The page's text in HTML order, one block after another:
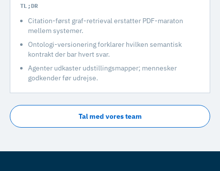
TL;DR
Citation-først graf-retrieval erstatter PDF-maraton
mellem systemer.
Ontologi-versionering forklarer hvilken semantisk
kontrakt der bar hvert svar.
Agenter udkaster udstillingsmapper; mennesker
godkender før udrejse.
Tal med vores team